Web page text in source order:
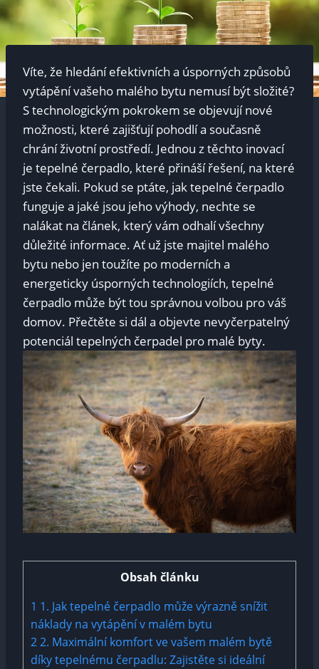
Víte, že hledání efektivních a úsporných způsobů
vytápění vašeho malého bytu nemusí být složité?
S technologickým pokrokem se objevují nové
možnosti, které zajišťují pohodlí a současně
chrání životní prostředí. Jednou z těchto inovací
je tepelné čerpadlo, které přináší řešení, na které
jste čekali. Pokud se ptáte, jak tepelné čerpadlo
funguje a jaké jsou jeho výhody, nechte se
nalákat na článek, který vám odhalí všechny
důležité informace. Ať už jste majitel malého
bytu nebo jen toužíte po moderních a
energeticky úsporných technologiích, tepelné
čerpadlo může být tou správnou volbou pro váš
domov. Přečtěte si dál a objevte nevyčerpatelný
potenciál tepelných čerpadel pro malé byty.
Obsah článku
1 1. Jak tepelné čerpadlo může výrazně snížit
náklady na vytápění v malém bytu
22. Maximální komfort ve vašem malém bytě
díky tepelnému čerpadlu: Zajistěte si ideální